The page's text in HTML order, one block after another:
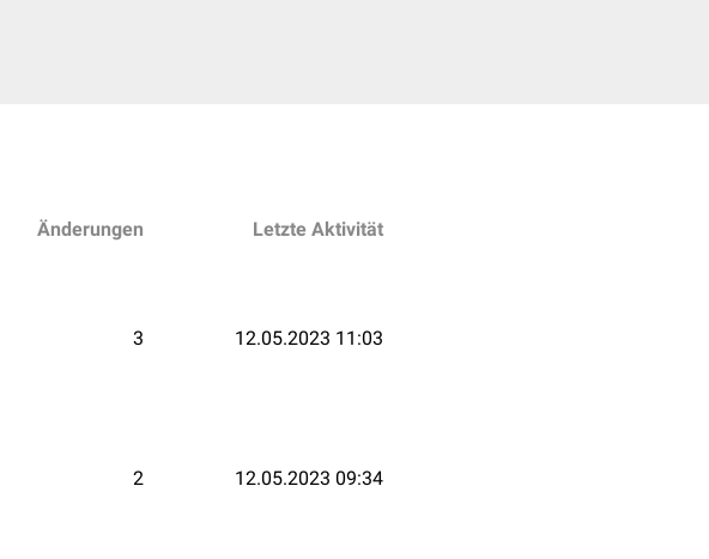
Änderungen Letzte Aktivität
3 12.05.2023 11:03
2 12.05.2023 09:34